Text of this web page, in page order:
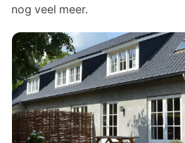
nog veel meer.